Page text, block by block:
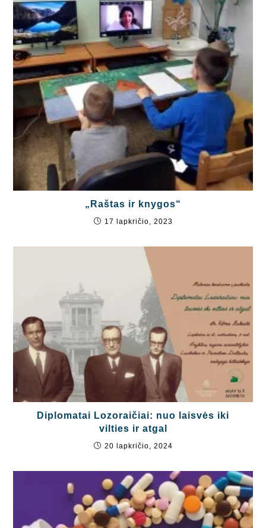
„Raštas ir knygos“
17 lapkričio, 2023
Diplomatai Lozoraičiai: nuo laisvės iki
vilties ir atgal
20 lapkričio, 2024